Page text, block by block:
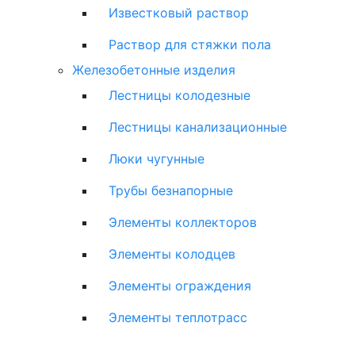
Известковый раствор
Раствор для стяжки пола
Железобетонные изделия
Лестницы колодезные
Лестницы канализационные
Люки чугунные
Трубы безнапорные
Элементы коллекторов
Элементы колодцев
Элементы ограждения
Элементы теплотрасс